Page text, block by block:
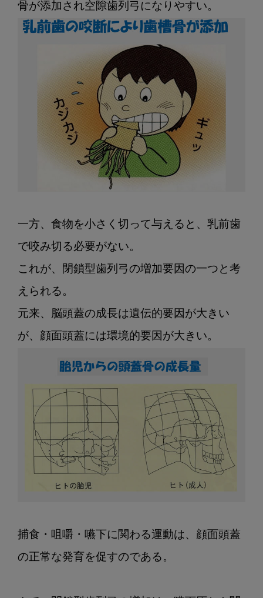
一方、食物を小さく切って与えると、乳前歯
で咬み切る必要がない。
これが、閉鎖型歯列弓の増加要因の一つと考
えられる。
元来、脳頭蓋の成長は遺伝的要因が大きい
捕食・咀嚼・嚥下に関わる運動は、顔面頭蓋
の正常な発育を促すのである。